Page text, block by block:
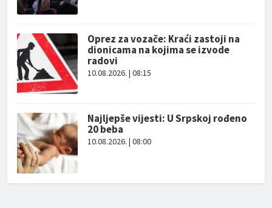
Oprez za vozače: Kraći zastoji na
dionicama na kojima se izvode
radovi
10.08.2026. | 08:15
Najljepše vijesti: U Srpskoj rođeno
20 beba
10.08.2026. | 08:00